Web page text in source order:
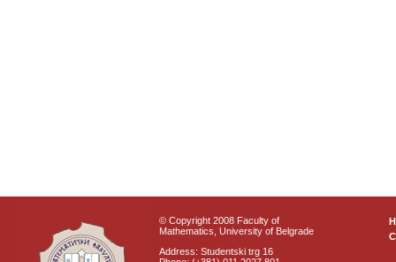
© Copyright 2008 Faculty of
Mathematics, University of Belgrade
Address: Studentski trg 16